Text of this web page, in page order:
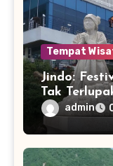
Tempat
Jindo:
Tak
admin